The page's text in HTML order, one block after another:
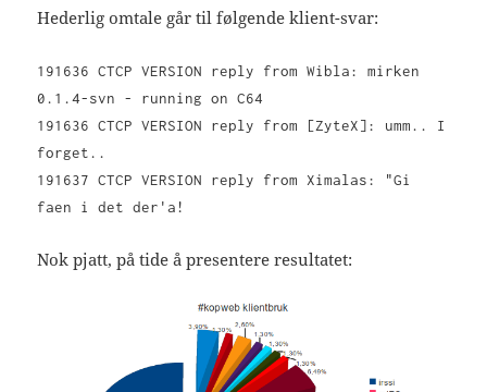
Hederlig omtale går til følgende klient-svar:
191636 CTCP VERSION reply from Wibla: mirken
0.1.4-svn - running on C64
191636 CTCP VERSION reply from [ZyteX]: umm.. I
forget..
191637 CTCP VERSION reply from Ximalas: "Gi
faen i det der'a!
Nok pjatt, på tide å presentere resultatet: